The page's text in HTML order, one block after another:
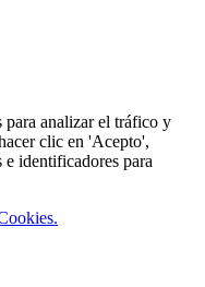
para analizar el tráfico y
clic en 'Acepto',
e identificadores para